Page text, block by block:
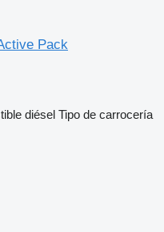
Pack
diésel Tipo de carrocería